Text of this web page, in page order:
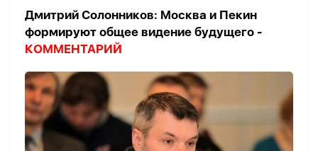
Дмитрий Солонников: Москва и Пекин
формируют общее видение будущего -
КОММЕНТАРИЙ